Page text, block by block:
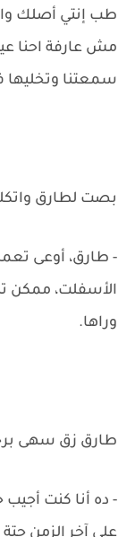
طب إنتي أصلك
مش عارفة احنا
سمعتنا وتخليها
بصت لطارق
- طارق، أوعى
الأسفلت،
وراها.
طارق زق سهى
- ده أنا كنت
على آخر الزمن